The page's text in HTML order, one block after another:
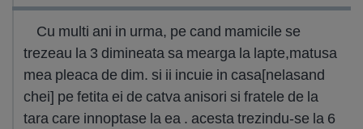
Cu multi ani in urma, pe cand mamicile se
trezeau la 3 dimineata sa mearga la lapte,matusa
mea pleaca de dim. si ii incuie in casa[nelasand
chei] pe fetita ei de catva anisori si fratele de la
tara care innoptase la ea . acesta trezindu-se la 6